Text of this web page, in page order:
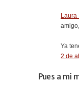
Laura
Ya
2 de
Pues a mi